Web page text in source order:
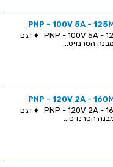
טרנזיסטור PNP - 100V 5A - 125MHZ - SMD ♦ דגם
טרנזיסטור PNP - 120V 2A - 160MHZ - SMD ♦ דגם